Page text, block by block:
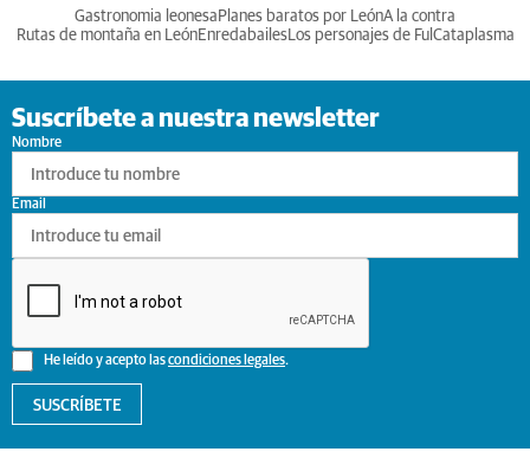
Gastronomia leonesa Planes baratos por LeónA la contra
Rutas de montaña en LeónEnredabailesLos personajes de Ful Cataplasma
Suscríbete a nuestra newsletter
Nombre
He leído y acepto lascondiciones legales.
Email
SUSCRÍBETE